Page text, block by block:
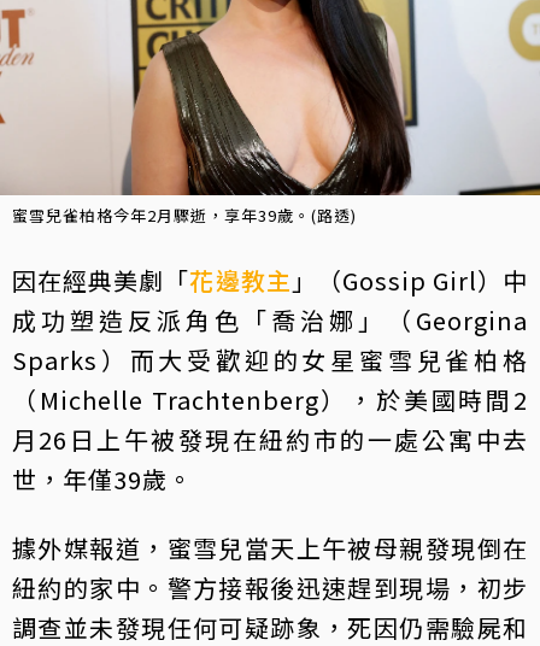
蜜雪兒雀柏格今年2月驟逝，享年39歲。(路透)
因在經典美劇「花邊教主 」（Gossip Girl）中
成功塑造反派角色「喬治娜」（Georgina
Sparks）而大受歡迎的女星蜜雪兒雀柏格
（Michelle Trachtenberg），於美國時間2
月26日上午被發現在紐約市的一處公寓中去
世，年僅39歲。
據外媒報道，蜜雪兒當天上午被母親發現倒在
紐約的家中。警方接報後迅速趕到現場，初步
調查並未發現任何可疑跡象，死因仍需驗屍和